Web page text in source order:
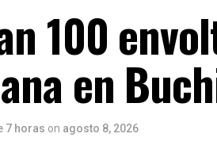
100
en
7 horas on agosto 8, 2026